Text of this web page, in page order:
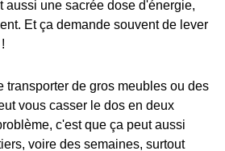
aussi une sacrée dose d'énergie,
Et ça demande souvent de lever
transporter de gros meubles ou des
vous casser le dos en deux
c'est que ça peut aussi
voire des semaines, surtout